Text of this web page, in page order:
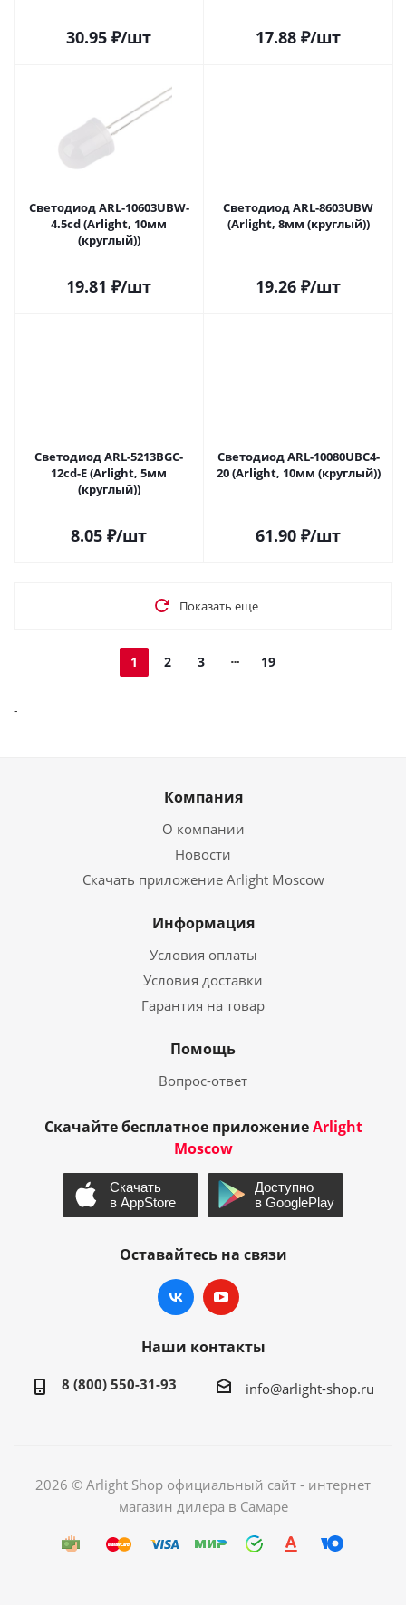
30.95 ₽/шт 17.88 ₽/шт
Светодиод ARL-10603UBW-
4.5cd (Arlight, 10мм
(круглый))
19.81 ₽/шт
Светодиод ARL-8603UBW
(Arlight, 8мм (круглый))
19.26 ₽/шт
Светодиод ARL-5213BGC-
12cd-E (Arlight, 5мм
(круглый))
8.05 ₽/шт
Светодиод ARL-10080UBC4-
20 (Arlight, 10мм (круглый))
61.90 ₽/шт
Показать еще
1 2 3 19
-
Компания
О компании
Новости
Скачать приложение Arlight Moscow
Информация
Условия оплаты
Условия доставки
Гарантия на товар
Помощь
Вопрос-ответ
Скачайте бесплатное приложениеArlight
Moscow
Оставайтесь на связи
Наши контакты
8 (800) 550-31-93 info@arlight-shop.ru
2026 © Arlight Shop официальный сайт - интернет
магазин дилера в Самаре